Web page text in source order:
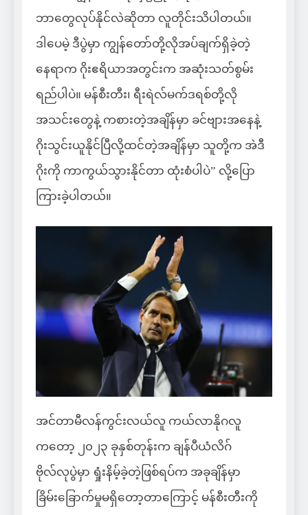
ဘာတွေလုပ်နိုင်လဲဆိုတာ လူတိုင်းသိပါတယ်။
ဒါပေမဲ့ ဒီပွဲမှာ ကျွန်တော်တို့လိုအပ်ချက်ရှိခဲ့တဲ့
နေရာက ဂိုးဧရိယာအတွင်းက အဆုံးသတ်စွမ်း
ရည်ပါပဲ။ မန်စီးတီး၊ ရီးရဲလ်မက်ဒရစ်တို့လို
အသင်းတွေနဲ့ ကစားတဲ့အချိန်မှာ ခင်ဗျားအနေနဲ့
ဂိုးသွင်းယူနိုင်ပြီလို့ထင်တဲ့အချိန်မှာ သူတို့က အဲဒီ
ဂိုးကို ကာကွယ်သွားနိုင်တာ ထုံးစံပါပဲ” လို့ပြော
ကြားခဲ့ပါတယ်။
အင်တာမီလန်ကွင်းလယ်လူ ကယ်လာနိုဂလူ
ကတော့ ၂၀၂၃ ခုနှစ်တုန်းက ချန်ပီယံလိဂ်
ဗိုလ်လုပွဲမှာ ရှုံးနိမ့်ခဲ့တဲ့ဖြစ်ရပ်က အခုချိန်မှာ
ခြိမ်းခြောက်မှုမရှိတော့တာကြောင့် မန်စီးတီးကို